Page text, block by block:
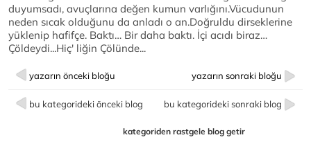
duyumsadı, avuçlarına değen kumun varlığını.Vücudunun
neden sıcak olduğunu da anladı o an.Doğruldu dirseklerine
yüklenip hafifçe. Baktı… Bir daha baktı. İçi acıdı biraz…
Çöldeydi...Hiç' liğin Çölünde...
yazarın önceki bloğu yazarın sonraki bloğu
bu kategorideki önceki blog bu kategorideki sonraki blog
kategoriden rastgele blog getir